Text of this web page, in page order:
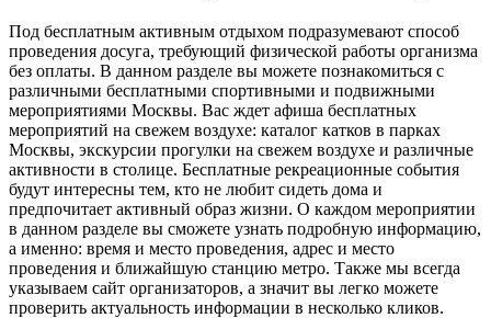
Под бесплатным активным отдыхом подразумевают способ
проведения досуга, требующий физической работы организма
без оплаты. В данном разделе вы можете познакомиться с
различными бесплатными спортивными и подвижными
мероприятиями Москвы. Вас ждет афиша бесплатных
мероприятий на свежем воздухе: каталог катков в парках
Москвы, экскурсии прогулки на свежем воздухе и различные
активности в столице. Бесплатные рекреационные события
будут интересны тем, кто не любит сидеть дома и
предпочитает активный образ жизни. О каждом мероприятии
в данном разделе вы сможете узнать подробную информацию,
а именно: время и место проведения, адрес и место
проведения и ближайшую станцию метро. Также мы всегда
указываем сайт организаторов, а значит вы легко можете
проверить актуальность информации в несколько кликов.